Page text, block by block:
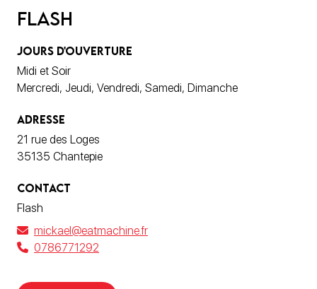
Flash
JOURS D'OUVERTURE
Midi et Soir
Mercredi, Jeudi, Vendredi, Samedi, Dimanche
ADRESSE
21 rue des Loges
35135 Chantepie
CONTACT
Flash
mickael@eatmachine.fr
0786771292